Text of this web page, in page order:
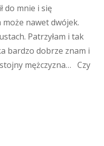
do mnie i się
może nawet dwójek.
Patrzyłam i tak
bardzo dobrze znam i
mężczyzna… Czy